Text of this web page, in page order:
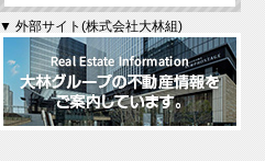
▼ 外部サイト(株式会社大林組)